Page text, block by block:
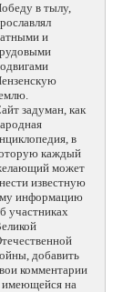
в тылу,
и
задуман, как
в
каждый
может
известную
информацию
участниках
добавить
комментарии
имеющейся на